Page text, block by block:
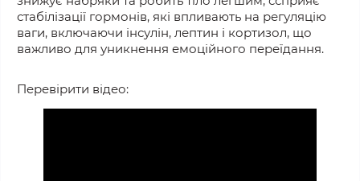
стабілізації гормонів, які впливають на регуляцію
ваги, включаючи інсулін, лептин і кортизол, що
важливо для уникнення емоційного переїдання.
Перевірити відео: